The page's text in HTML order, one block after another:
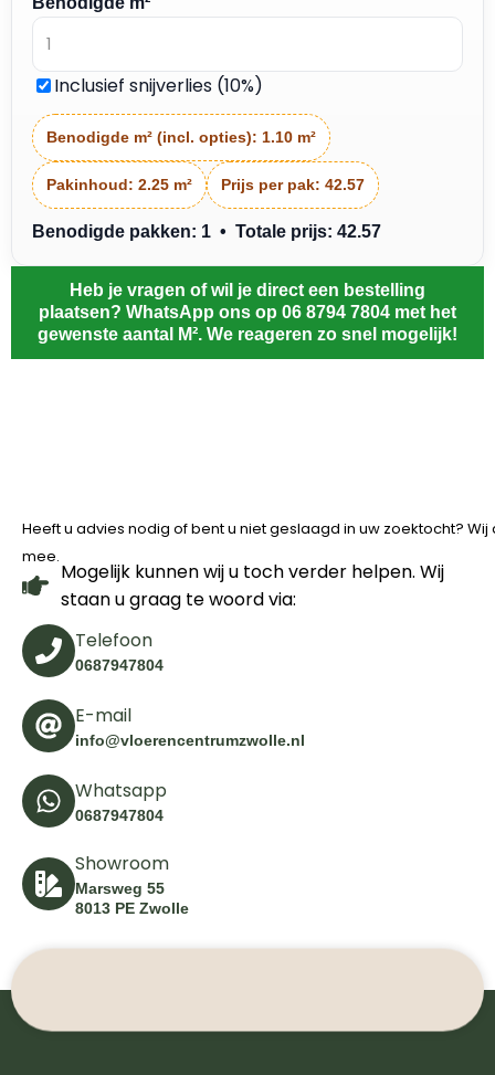
Inclusief snijverlies (10%)
Benodigde m² (incl. opties): 1.10 m²
Pakinhoud: 2.25 m² Prijs per pak: 42.57
Benodigde pakken: 1 • Totale prijs: 42.57
Heb je vragen of wil je direct een bestelling
plaatsen? WhatsApp ons op 06 8794 7804 met het
gewenste aantal M². We reageren zo snel mogelijk!
Heeft u advies nodig of bent u niet geslaagd in uw zoektocht?
mee.
Mogelijk kunnen wij u toch verder helpen. Wij
staan u graag te woord via:
Telefoon
0687947804
E-mail
info@vloerencentrumzwolle.nl
Whatsapp
0687947804
Showroom
Marsweg 55
8013 PE Zwolle